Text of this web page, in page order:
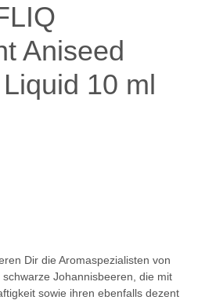
Aniseed
10 ml
Dir die Aromaspezialisten von
Johannisbeeren, die mit
sowie ihren ebenfalls dezent